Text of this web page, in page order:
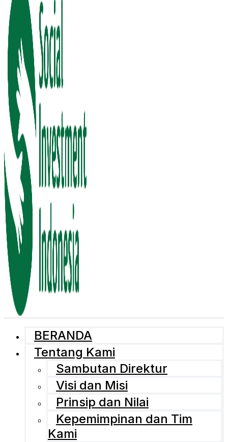
BERANDA
Tentang Kami
Sambutan Direktur
Visi dan Misi
Prinsip dan Nilai
Kepemimpinan dan Tim
Kami